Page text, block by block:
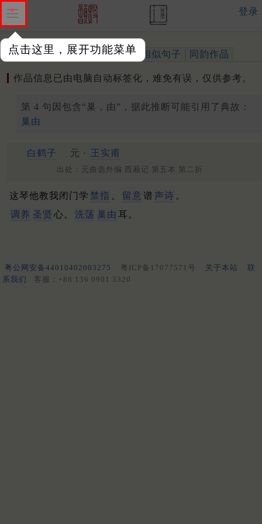
点击这里，展开功能菜单
登录
作品 标注四声 出处、引用 相似句子 同韵作品
作品信息已由电脑自动标签化，难免有误，仅供参考。
第 4 句因包含“巢，由”，据此推断可能引用了典故：
巢由
白鹤子 元 · 王实甫
出处：元曲选外编 西厢记 第五本 第二折
这琴他教我闭门学 禁指 。 留意 谱 声诗 。
调养 圣贤 心。 洗荡 巢由 耳。
粤公网安备44010402003275 粤ICP备17077571号 关于本站
联
系我们
客服：+86 136 0901 3320